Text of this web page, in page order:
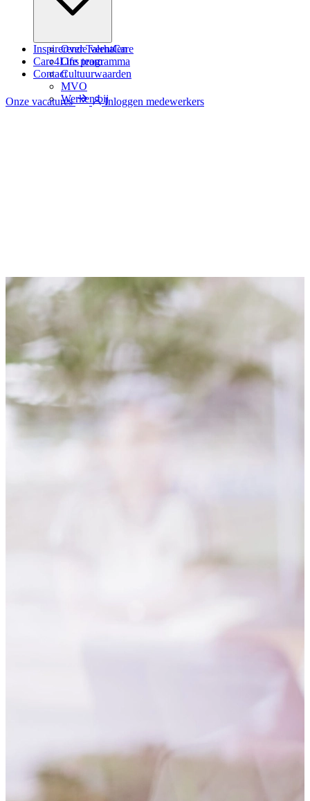
Over TalentCare
Ons team
Cultuurwaarden
MVO
Werken bij
Inspirerende verhalen
Care4Life programma
Contact
Onze vacatures Inloggen medewerkers